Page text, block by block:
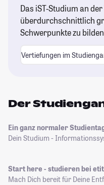
Das iST-Studium an
überdurchschnittlich
Schwerpunkte zu
Vertiefungen im
Der
Ein ganz normaler
Dein Studium -
Start here - studieren bei etit
Mach Dich bereit für Deine